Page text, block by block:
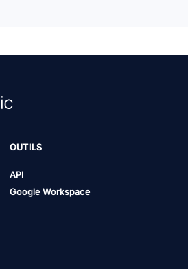
OUTILS
API
Google Workspace